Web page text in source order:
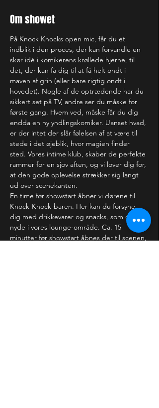
Om showet
På Knock Knocks open mic, får du et
indblik i den proces, der kan forvandle en
skør idé i komikerens krøllede hjerne, til
det, der kan få dig til at få helt ondt i
maven af grin (eller bare rigtig ondt i
hovedet). Nogle af de optrædende har du
sikkert set på TV, andre ser du måske for
første gang. Hvem ved, måske får du dig
endda en ny yndlingskomiker. Uanset hvad,
er der intet der slår følelsen af at være til
stede i det øjeblik, hvor magien finder
sted. Vores intime klub, skaber de perfekte
rammer for en sjov aften, og vi lover dig for,
at den gode oplevelse strækker sig langt
ud over scenekanten.
En time før showstart åbner vi dørene til
Knock-Knock-baren. Her kan du forsyne
dig med drikkevarer og snacks, som du kan
nyde i vores lounge-område. Ca. 15
minutter før showstart åbnes der til scenen,